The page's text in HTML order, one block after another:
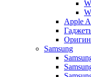
Apple
Samsung